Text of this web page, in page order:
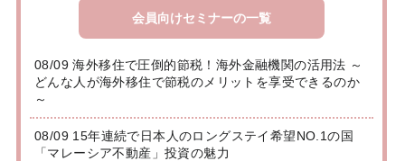
会員向けセミナーの一覧
08/09 海外移住で圧倒的節税！海外金融機関の活用法 ～
どんな人が海外移住で節税のメリットを享受できるのか
～
08/09 15年連続で日本人のロングステイ希望NO.1の国
「マレーシア不動産」投資の魅力